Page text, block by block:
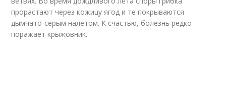
прорастают через кожицу ягод и те покрываются
дымчато-серым налётом. К счастью, болезнь редко
поражает крыжовник.